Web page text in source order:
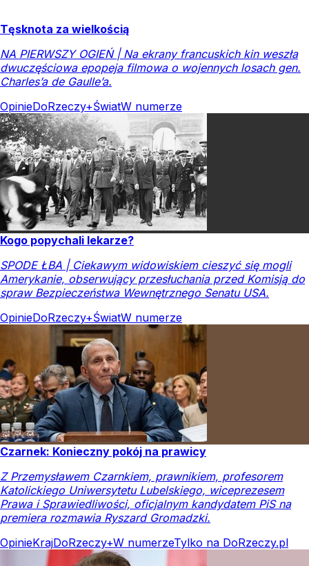
Tęsknota za wielkością
NA PIERWSZY OGIEŃ | Na ekrany francuskich kin weszła
dwuczęściowa epopeja filmowa o wojennych losach gen.
Charles’a de Gaulle’a.
OpinieDoRzeczy+ŚwiatW numerze
Kogo popychali lekarze?
SPODE ŁBA | Ciekawym widowiskiem cieszyć się mogli
Amerykanie, obserwujący przesłuchania przed Komisją do
spraw Bezpieczeństwa Wewnętrznego Senatu USA.
OpinieDoRzeczy+ŚwiatW numerze
Czarnek: Konieczny pokój na prawicy
Z Przemysławem Czarnkiem, prawnikiem, profesorem
Katolickiego Uniwersytetu Lubelskiego, wiceprezesem
Prawa i Sprawiedliwości, oficjalnym kandydatem PiS na
premiera rozmawia Ryszard Gromadzki.
OpinieKrajDoRzeczy+W numerzeTylko na DoRzeczy.pl